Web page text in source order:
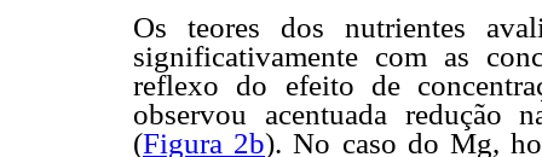
Os teores dos nutrientes
significativamente com as
reflexo do efeito de
observou acentuada redução
(Figura 2b). No caso do Mg,